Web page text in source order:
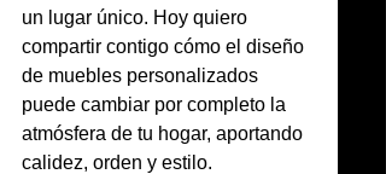
un lugar único. Hoy quiero
compartir contigo cómo el diseño
de muebles personalizados
puede cambiar por completo la
atmósfera de tu hogar, aportando
calidez, orden y estilo.